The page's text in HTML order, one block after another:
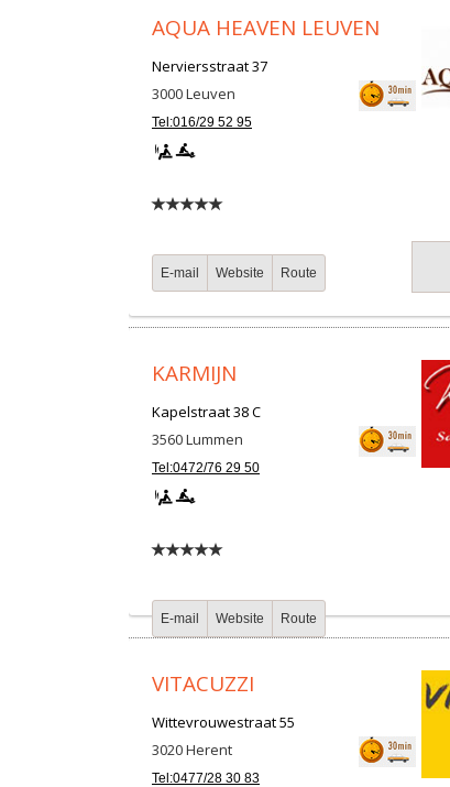
AQUA HEAVEN LEUVEN
Nerviersstraat 37
3000Leuven
Tel:016/29 52 95
E-mail Website Route
KARMIJN
Kapelstraat 38 C
3560Lummen
Tel:0472/76 29 50
E-mail Website Route
VITACUZZI
Wittevrouwestraat 55
3020Herent
Tel:0477/28 30 83